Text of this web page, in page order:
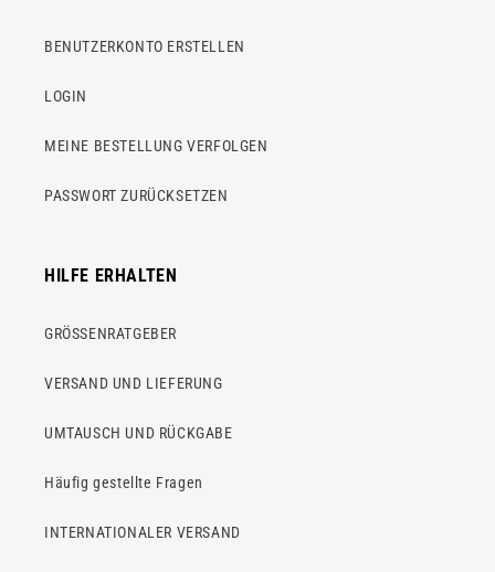
BENUTZERKONTO ERSTELLEN
LOGIN
MEINE BESTELLUNG VERFOLGEN
PASSWORT ZURÜCKSETZEN
HILFE ERHALTEN
GRÖSSENRATGEBER
VERSAND UND LIEFERUNG
UMTAUSCH UND RÜCKGABE
Häufig gestellte Fragen
INTERNATIONALER VERSAND